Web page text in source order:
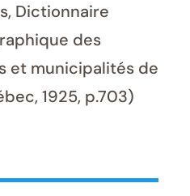
Dictionnaire
des
et municipalités de
1925, p.703)